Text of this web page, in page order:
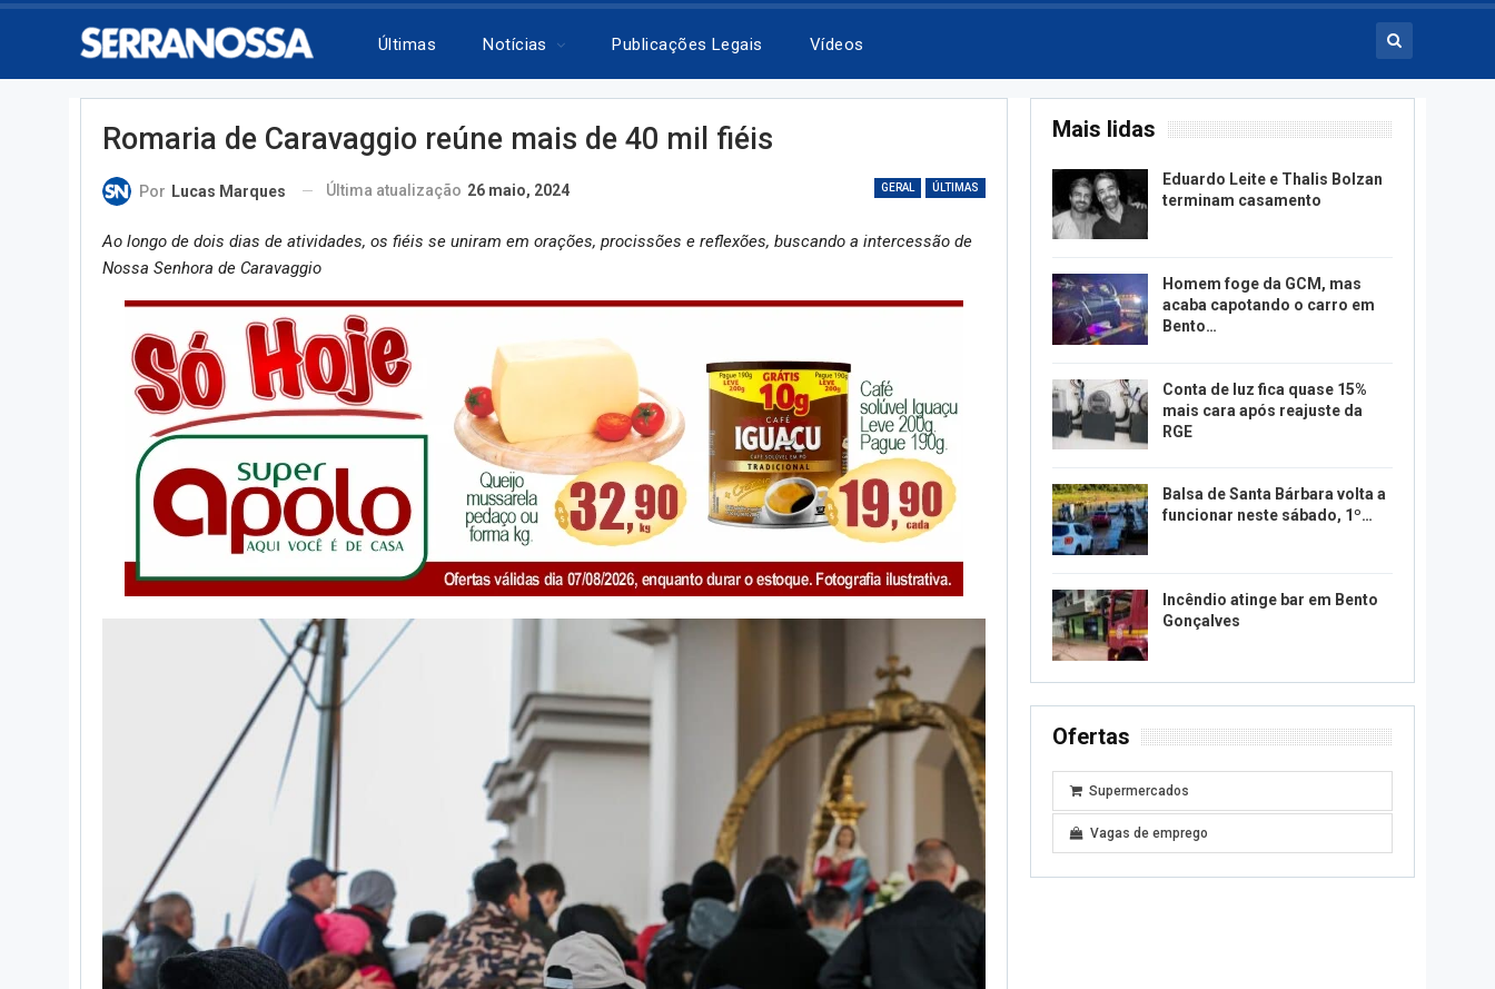
Últimas Notícias Publicações Legais Vídeos
Romaria de Caravaggio reúne mais de 40 mil fiéis
GERAL ÚLTIMAS
Por Lucas Marques Última atualização 26 maio, 2024
Ao longo de dois dias de atividades, os fiéis se uniram em orações, procissões e reflexões, buscando a intercessão de
Nossa Senhora de Caravaggio
Mais lidas
Eduardo Leite e Thalis Bolzan
terminam casamento
Homem foge da GCM, mas
acaba capotando o carro em
Bento…
Conta de luz fica quase 15%
mais cara após reajuste da
RGE
Balsa de Santa Bárbara volta a
funcionar neste sábado, 1º…
Incêndio atinge bar em Bento
Gonçalves
Ofertas
Supermercados
Vagas de emprego